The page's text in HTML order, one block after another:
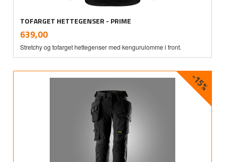
TOFARGET HETTEGENSER - PRIME
Pris
639,00mva.
Stretchy og tofarget hettegenser med kengurulomme i front.
-15%